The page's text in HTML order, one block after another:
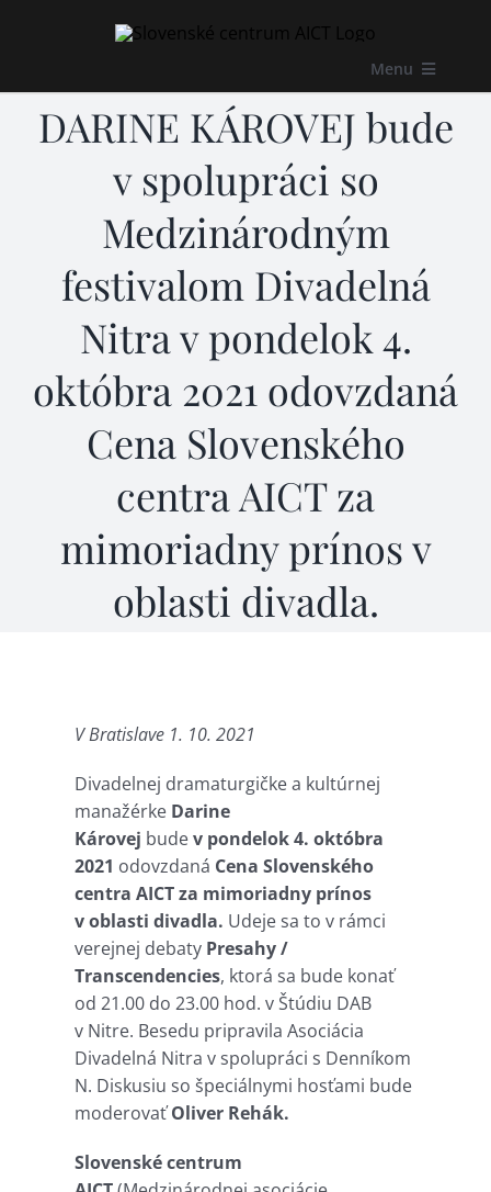
Menu
O nás
Facebook
Hľadať:
DARINE KÁROVEJ bude
v spolupráci so
Medzinárodným
festivalom Divadelná
Nitra v pondelok 4.
októbra 2021 odovzdaná
Cena Slovenského
centra AICT za
mimoriadny prínos v
oblasti divadla.
V Bratislave 1. 10. 2021
Divadelnej dramaturgičke a kultúrnej
manažérkeDarine
Károvej budev pondelok 4. októbra
2021 odovzdaná Cena Slovenského
centra AICTza mimoriadny prínos
v oblasti divadla. Udeje sa to v rámci
verejnej debaty Presahy /
Transcendencies, ktorá sa bude konať
od 21.00 do 23.00 hod. v Štúdiu DAB
v Nitre. Besedu pripravila Asociácia
Divadelná Nitra v spolupráci s Denníkom
N. Diskusiu so špeciálnymi hosťami bude
moderovaťOliver Rehák.
Slovenské centrum